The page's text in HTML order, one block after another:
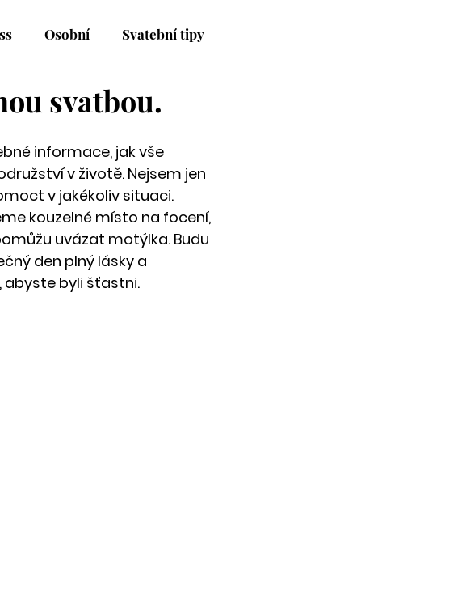
Osobní Svatební tipy
svatbou.
informace, jak vše
v životě. Nejsem jen
v jakékoliv situaci.
kouzelné místo na focení,
uvázat motýlka. Budu
den plný lásky a
abyste byli šťastni.